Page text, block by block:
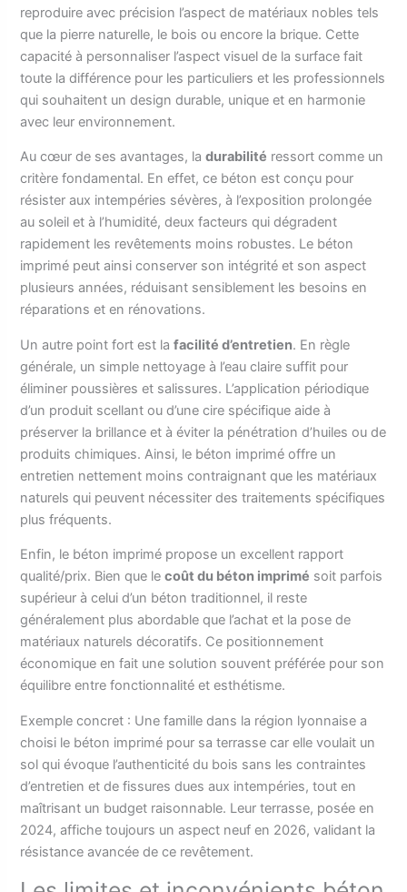
reproduire avec précision l’aspect de matériaux nobles tels
que la pierre naturelle, le bois ou encore la brique. Cette
capacité à personnaliser l’aspect visuel de la surface fait
toute la différence pour les particuliers et les professionnels
qui souhaitent un design durable, unique et en harmonie
avec leur environnement.
Au cœur de ses avantages, ladurabilité ressort comme un
critère fondamental. En effet, ce béton est conçu pour
résister aux intempéries sévères, à l’exposition prolongée
au soleil et à l’humidité, deux facteurs qui dégradent
rapidement les revêtements moins robustes. Le béton
imprimé peut ainsi conserver son intégrité et son aspect
plusieurs années, réduisant sensiblement les besoins en
réparations et en rénovations.
Un autre point fort est lafacilité d’entretien. En règle
générale, un simple nettoyage à l’eau claire suffit pour
éliminer poussières et salissures. L’application périodique
d’un produit scellant ou d’une cire spécifique aide à
préserver la brillance et à éviter la pénétration d’huiles ou de
produits chimiques. Ainsi, le béton imprimé offre un
entretien nettement moins contraignant que les matériaux
naturels qui peuvent nécessiter des traitements spécifiques
plus fréquents.
Enfin, le béton imprimé propose un excellent rapport
qualité/prix. Bien que lecoût du béton imprimé soit parfois
supérieur à celui d’un béton traditionnel, il reste
généralement plus abordable que l’achat et la pose de
matériaux naturels décoratifs. Ce positionnement
économique en fait une solution souvent préférée pour son
équilibre entre fonctionnalité et esthétisme.
Exemple concret : Une famille dans la région lyonnaise a
choisi le béton imprimé pour sa terrasse car elle voulait un
sol qui évoque l’authenticité du bois sans les contraintes
d’entretien et de fissures dues aux intempéries, tout en
maîtrisant un budget raisonnable. Leur terrasse, posée en
2024, affiche toujours un aspect neuf en 2026, validant la
résistance avancée de ce revêtement.